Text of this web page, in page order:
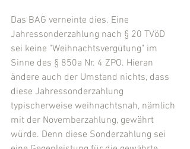
Das BAG verneinte dies. Eine
Jahressonderzahlung nach § 20 TVöD
sei keine "Weihnachtsvergütung" im
Sinne des § 850a Nr. 4 ZPO. Hieran
ändere auch der Umstand nichts, dass
diese Jahressonderzahlung
typischerweise weihnachtsnah, nämlich
mit der Novemberzahlung, gewährt
würde. Denn diese Sonderzahlung sei